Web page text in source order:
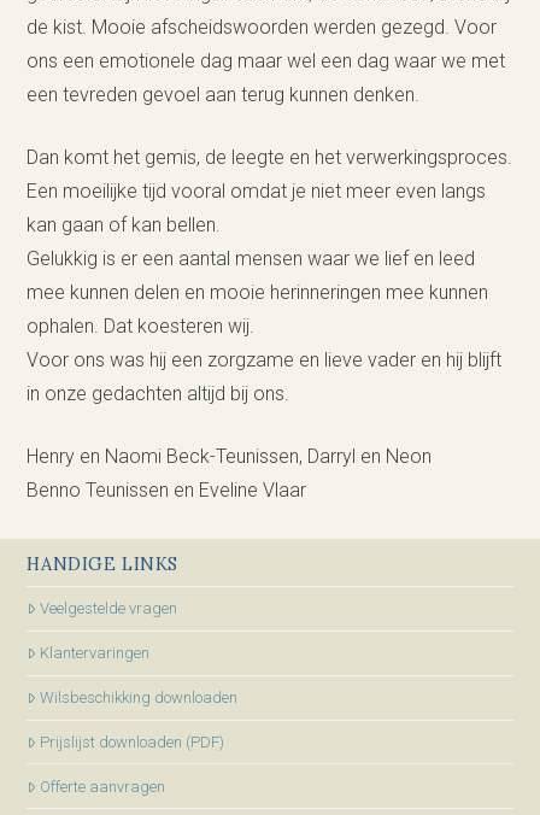
de kist. Mooie afscheidswoorden werden gezegd. Voor
ons een emotionele dag maar wel een dag waar we met
een tevreden gevoel aan terug kunnen denken.
Dan komt het gemis, de leegte en het verwerkingsproces.
Een moeilijke tijd vooral omdat je niet meer even langs
kan gaan of kan bellen.
Gelukkig is er een aantal mensen waar we lief en leed
mee kunnen delen en mooie herinneringen mee kunnen
ophalen. Dat koesteren wij.
Voor ons was hij een zorgzame en lieve vader en hij blijft
in onze gedachten altijd bij ons.
Henry en Naomi Beck-Teunissen, Darryl en Neon
Benno Teunissen en Eveline Vlaar
HANDIGE LINKS
Veelgestelde vragen
Klantervaringen
Wilsbeschikking downloaden
Prijslijst downloaden (PDF)
Offerte aanvragen